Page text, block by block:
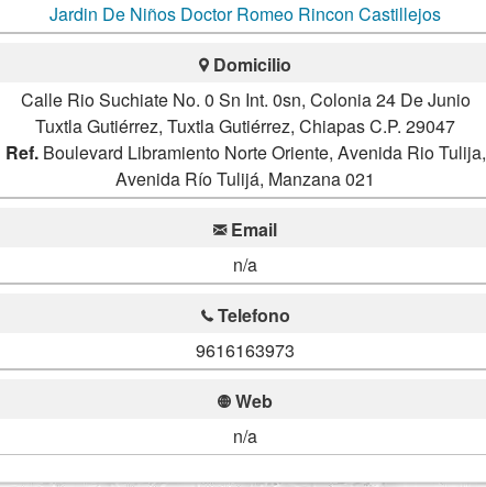
Jardin De Niños Doctor Romeo Rincon Castillejos
Domicilio
Calle Rio Suchiate No. 0 Sn Int. 0sn, Colonia 24 De Junio
Tuxtla Gutiérrez, Tuxtla Gutiérrez, Chiapas C.P. 29047
Ref.Boulevard Libramiento Norte Oriente, Avenida Rio Tulija,
Avenida Río Tulijá, Manzana 021
Email
n/a
Telefono
9616163973
Web
n/a